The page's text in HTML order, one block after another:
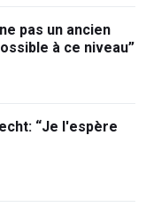
pas un ancien
à ce niveau”
“Je l'espère